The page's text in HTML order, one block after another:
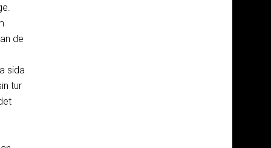
de
sida
tur